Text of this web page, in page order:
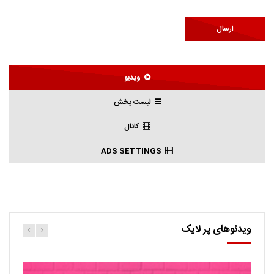
ویدیو
لیست پخش
کانال
ویدئوهای پر لایک